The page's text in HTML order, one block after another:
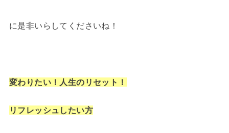
に是非いらしてくださいね！
変わりたい！人生のリセット！
リフレッシュしたい方